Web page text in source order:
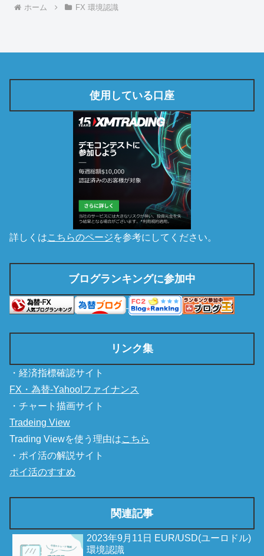
ホーム FX 環境認識
使用している口座
詳しくはこちらのページを参考にしてください。
ブログランキングに参加中
リンク集
・経済指標確認サイト
FX・為替-Yahoo!ファイナンス
・チャート描画サイト
Tradeing View
Trading Viewを使う理由はこちら
・ポイ活の解説サイト
ポイ活のすすめ
関連記事
2023年9月11日 EUR/USD(ユーロドル)
環境認識